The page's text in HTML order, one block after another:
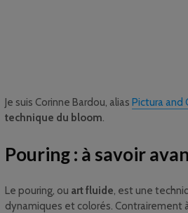
Je suis Corinne Bardou, alias Pictura and
technique du bloom.
Pouring : à savoir
Le pouring, ou art fluide, est une
dynamiques et colorés. Contrairement